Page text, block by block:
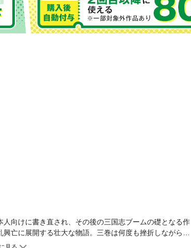
向けに書き直され、その後の三国志ブームの礎となる作
亡に展開する壮大な物語。三巻は何度も挫折しながらも
な張飛の活躍。※読みやすくするため現代の言葉に近づけ